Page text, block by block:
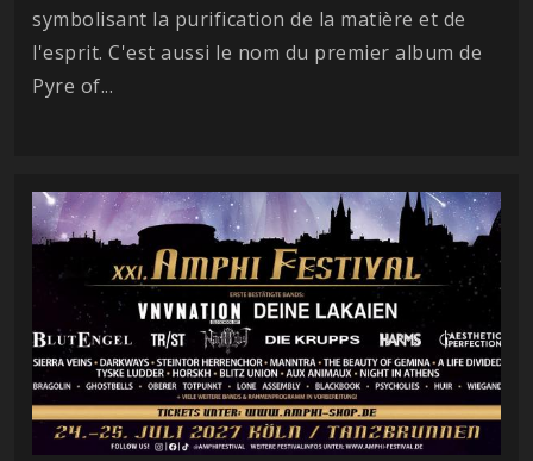
symbolisant la purification de la matière et de
l'esprit. C'est aussi le nom du premier album de
Pyre of...